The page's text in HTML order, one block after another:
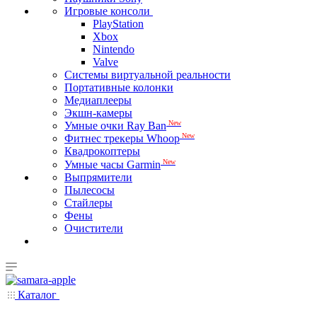
Игровые консоли
PlayStation
Xbox
Nintendo
Valve
Системы виртуальной реальности
Портативные колонки
Медиаплееры
Экшн-камеры
Умные очки Ray Ban New
Фитнес трекеры Whoop New
Квадрокоптеры
Умные часы Garmin New
Выпрямители
Пылесосы
Стайлеры
Фены
Очистители
Каталог